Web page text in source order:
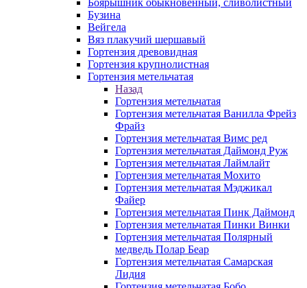
Боярышник обыкновенный, сливолистный
Бузина
Вейгела
Вяз плакучий шершавый
Гортензия древовидная
Гортензия крупнолистная
Гортензия метельчатая
Назад
Гортензия метельчатая
Гортензия метельчатая Ванилла Фрейз
Фрайз
Гортензия метельчатая Вимс ред
Гортензия метельчатая Даймонд Руж
Гортензия метельчатая Лаймлайт
Гортензия метельчатая Мохито
Гортензия метельчатая Мэджикал
Файер
Гортензия метельчатая Пинк Даймонд
Гортензия метельчатая Пинки Винки
Гортензия метельчатая Полярный
медведь Полар Беар
Гортензия метельчатая Самарская
Лидия